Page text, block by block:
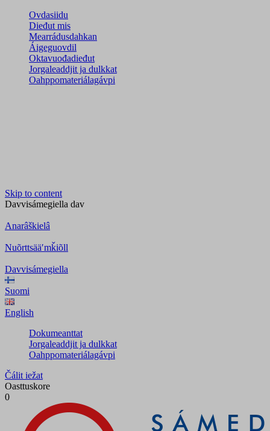
Ovdasiidu
Dieđut mis
Mearrádusdahkan
Áigeguovdil
Oktavuođadieđut
Jorgaleaddjit ja dulkkat
Oahppomateriálagávpi
Skip to content
Davvisámegiella dav
Anarâškielâ
Nuõrttsääʹmǩiõll
Davvisámegiella
Suomi
English
Dokumeanttat
Jorgaleaddjit ja dulkkat
Oahppomateriálagávpi
Čálit iežat
Oasttuskore
0